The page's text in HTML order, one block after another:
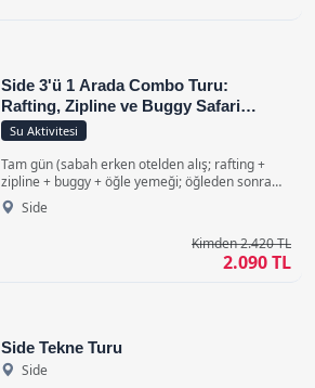
Side 3'ü 1 Arada Combo Turu:
Rafting, Zipline ve Buggy Safari
Macerası
Su Aktivitesi
Tam gün (sabah erken otelden alış; rafting +
zipline + buggy + öğle yemeği; öğleden sonra
dönüş) • Klimalı Konforlu Araçlar ile
Side
Kimden 2.420 TL
2.090 TL
Side Tekne Turu
Side